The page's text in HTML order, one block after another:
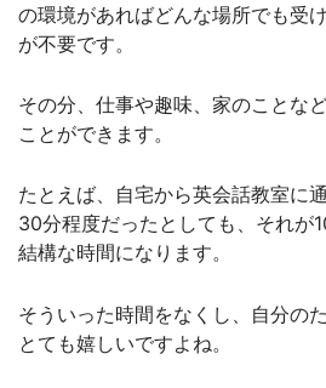
の環境があればどんな場所でも受
が不要です。
その分、仕事や趣味、家のことな
ことができます。
たとえば、自宅から英会話教室に
30分程度だったとしても、それが
結構な時間になります。
そういった時間をなくし、自分の
とても嬉しいですよね。